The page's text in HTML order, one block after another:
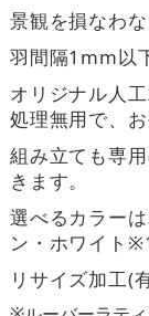
景観を損なわ
羽間隔1mm以
オリジナル人
処理無用で、お
組み立ても専
きます。
選べるカラー
ン・ホワイト
リサイズ加工(